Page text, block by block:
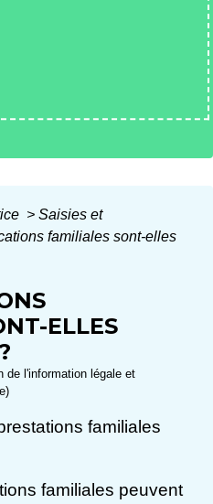
> Saisies et
familiales sont-elles
ELLES
de l'information légale et
familiales
familiales peuvent